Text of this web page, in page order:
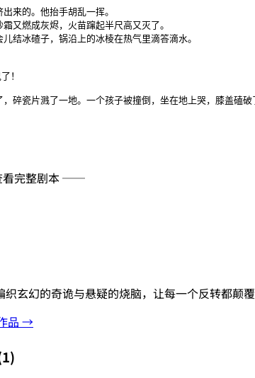
来的。他抬手胡乱一挥。
又燃成灰烬，火苗蹿起半尺高又灭了。
结冰碴子，锅沿上的冰棱在热气里滴答滴水。
！
碎瓷片溅了一地。一个孩子被撞倒，坐在地上哭，膝盖磕破
看完整剧本 ──
玄幻的奇诡与悬疑的烧脑，让每一个反转都颠覆
品 →
1)